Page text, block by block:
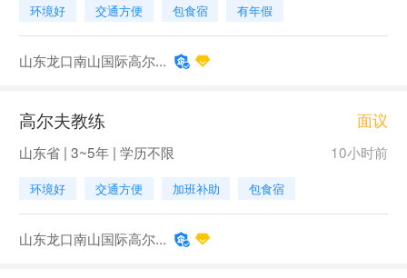
环境好 交通方便 包食宿 有年假
山东龙口南山国际高尔...
高尔夫教练 面议
山东省 | 3~5年 | 学历不限 10小时前
环境好 交通方便 加班补助 包食宿
山东龙口南山国际高尔...